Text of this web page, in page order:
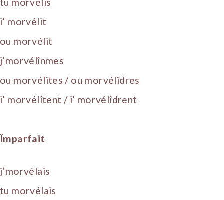
i’ morvélit
ou morvélit
j’morvélînmes
ou morvélîtes / ou morvélîdres
i’ morvélîtent / i’ morvélîdrent
Împarfait
j’morvélais
tu morvélais